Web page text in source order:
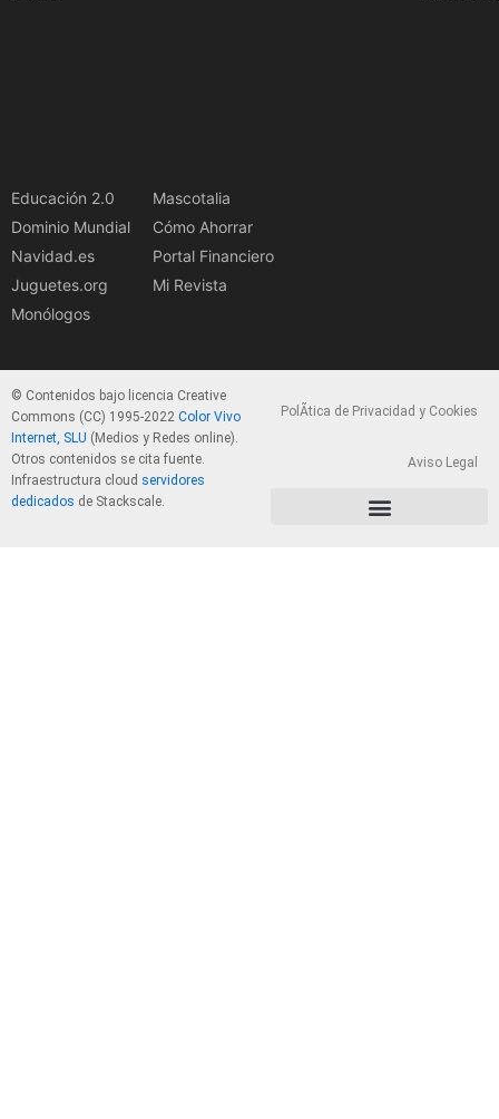
Educación 2.0
Dominio Mundial
Navidad.es
Juguetes.org
Monólogos
Mascotalia
Cómo Ahorrar
Portal Financiero
Mi Revista
© Contenidos bajo licencia Creative
Commons (CC) 1995-2022 Color Vivo
Internet, SLU (Medios y Redes online).
Otros contenidos se cita fuente.
Infraestructura cloud servidores
dedicados de Stackscale.
PolÃ­tica de Privacidad y Cookies
Aviso Legal